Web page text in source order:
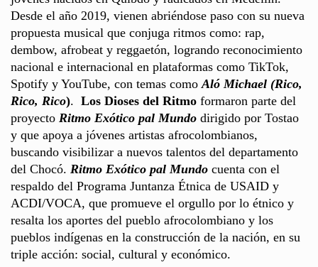
Desde el año 2019, vienen abriéndose paso con su nueva
propuesta musical que conjuga ritmos como: rap,
dembow, afrobeat y reggaetón, logrando reconocimiento
nacional e internacional en plataformas como TikTok,
Spotify y YouTube, con temas como Aló Michael (Rico,
Rico, Rico). Los Dioses del Ritmo formaron parte del
proyecto Ritmo Exótico pal Mundo dirigido por Tostao
y que apoya a jóvenes artistas afrocolombianos,
buscando visibilizar a nuevos talentos del departamento
del Chocó. Ritmo Exótico pal Mundo cuenta con el
respaldo del Programa Juntanza Étnica de USAID y
ACDI/VOCA, que promueve el orgullo por lo étnico y
resalta los aportes del pueblo afrocolombiano y los
pueblos indígenas en la construcción de la nación, en su
triple acción: social, cultural y económico.